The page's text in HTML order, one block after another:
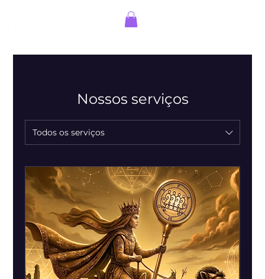
Nossos serviços
Todos os serviços